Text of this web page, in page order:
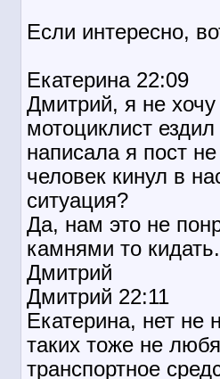
Если интересно,
Екатерина 22:09
Дмитрий, я не
мотоциклист
написала я пост не
человек кинул в
ситуация?
Да, нам это не
камнями то
Дмитрий
Дмитрий 22:11
Екатерина, нет
таких тоже не
транспортное